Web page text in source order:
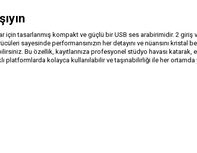
tasarlanmış kompakt ve güçlü bir USB ses arabirimidir. 2 giriş
sayesinde performansınızın her detayını ve nüansını kristal
Bu özellik, kayıtlarınıza profesyonel stüdyo havası
kolayca kullanılabilir ve taşınabilirliği ile her ortamda